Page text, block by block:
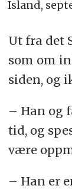
Island,
Ut fra det
som om
siden, og
– Han og
tid, og
være
– Han er